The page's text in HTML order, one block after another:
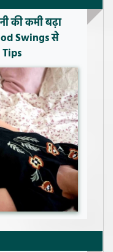
की कमी बढ़ा
Swings से